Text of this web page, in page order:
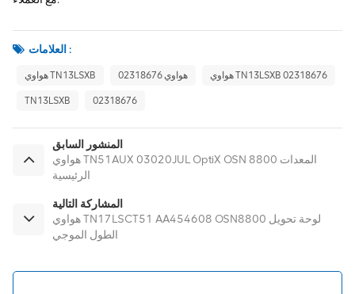
العلامات :
هواوي TN13LSXB هواوي 02318676 هواوي TN13LSXB 02318676
TN13LSXB 02318676
المنشور السابق
هواوي TN51AUX 03020JUL OptiX OSN 8800 المعدات
الرئيسية
المشاركة التالية
هواوي TN17LSCT51 AA454608 OSN8800 لوحة تحويل
الطول الموجي